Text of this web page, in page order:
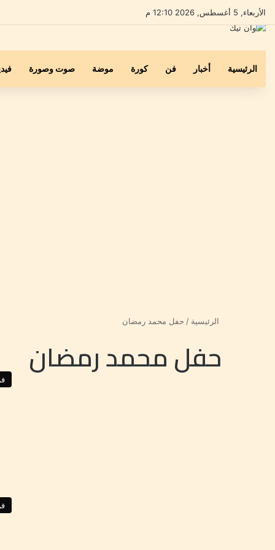
الأربعاء, 5 أغسطس, 2026 12:10 م
الرئيسية أخبار فن كورة موضة صوت وصورة
الرئيسية / حفل محمد رمضان
حفل محمد رمضان